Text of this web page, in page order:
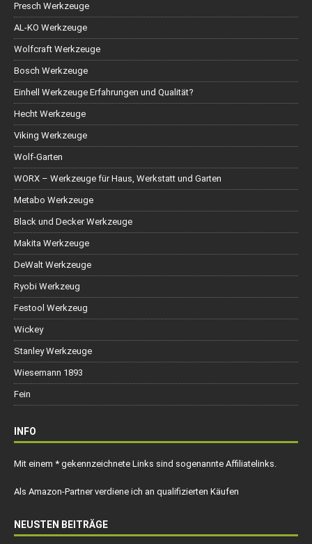
Presch Werkzeuge
AL-KO Werkzeuge
Wolfcraft Werkzeuge
Bosch Werkzeuge
Einhell Werkzeuge Erfahrungen und Qualität?
Hecht Werkzeuge
Viking Werkzeuge
Wolf-Garten
WORX – Werkzeuge für Haus, Werkstatt und Garten
Metabo Werkzeuge
Black und Decker Werkzeuge
Makita Werkzeuge
DeWalt Werkzeuge
Ryobi Werkzeug
Festool Werkzeug
Wickey
Stanley Werkzeuge
Wiesemann 1893
Fein
INFO
Mit einem * gekennzeichnete Links sind sogenannte Affiliatelinks.
Als Amazon-Partner verdiene ich an qualifizierten Käufen
NEUSTEN BEITRÄGE